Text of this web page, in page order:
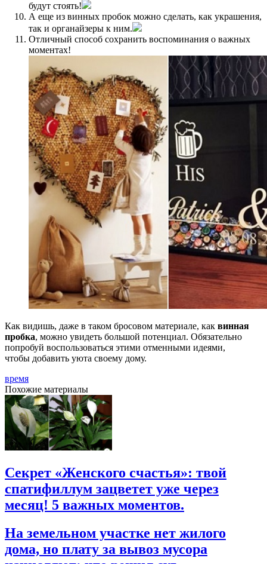
будут стоять!
А еще из винных пробок можно сделать, как украшения,
так и органайзеры к ним.
Отличный способ сохранить воспоминания о важных
моментах!
Как видишь, даже в таком бросовом материале, как винная
пробка, можно увидеть большой потенциал. Обязательно
попробуй воспользоваться этими отменными идеями,
чтобы добавить уюта своему дому.
время
Похожие материалы
Секрет «Женского счастья»: твой
спатифиллум зацветет уже через
месяц! 5 важных моментов.
На земельном участке нет жилого
дома, но плату за вывоз мусора